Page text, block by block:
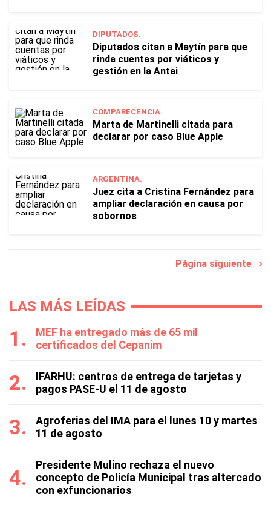
DIPUTADOS.
Diputados citan a Maytín para que
rinda cuentas por viáticos y
gestión en la Antai
COMPARECENCIA.
Marta de Martinelli citada para
declarar por caso Blue Apple
ARGENTINA.
Juez cita a Cristina Fernández para
ampliar declaración en causa por
sobornos
Página siguiente
LAS MÁS LEÍDAS
MEF ha entregado más de 65 mil
certificados del Cepanim
IFARHU: centros de entrega de tarjetas y
pagos PASE-U el 11 de agosto
Agroferias del IMA para el lunes 10 y martes
11 de agosto
Presidente Mulino rechaza el nuevo
concepto de Policía Municipal tras altercado
con exfuncionarios